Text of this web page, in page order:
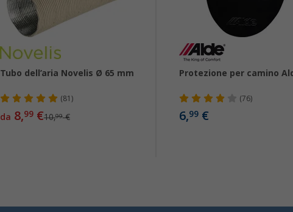
Tubo dell’aria Novelis Ø 65 mm
(81)
da 8,99€10,99€
Protezione per camino
(76)
6,99 €